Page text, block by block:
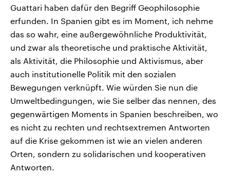
Guattari haben dafür den Begriff Geophilosophie
erfunden. In Spanien gibt es im Moment, ich nehme
das so wahr, eine außergewöhnliche Produktivität,
und zwar als theoretische und praktische Aktivität,
als Aktivität, die Philosophie und Aktivismus, aber
auch institutionelle Politik mit den sozialen
Bewegungen verknüpft. Wie würden Sie nun die
Umweltbedingungen, wie Sie selber das nennen, des
gegenwärtigen Moments in Spanien beschreiben, wo
es nicht zu rechten und rechtsextremen Antworten
auf die Krise gekommen ist wie an vielen anderen
Orten, sondern zu solidarischen und kooperativen
Antworten.